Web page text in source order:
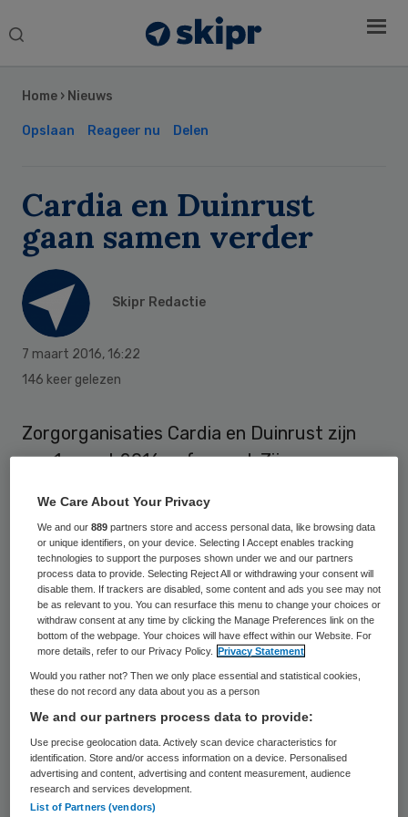
Search
Home › Nieuws
Opslaan Reageer nu Delen
Cardia en Duinrust
gaan samen verder
Skipr Redactie
7 maart 2016, 16:22
146 keer gelezen
Zorgorganisaties Cardia en Duinrust zijn
per 1 maart 2016 gefuseerd. Zij gaan samen
ouderenzorgorganisatie heeft nu vijf
locaties verdeeld over Den Haag,
Scheveningen en Rijswijk.
Door de fusie en de bijbehorende
schaalvergroting denkt de organisatie
beter in te kunnen spelen op ontwikkelingen
in de ouderenzorg. Voor de
zorgmedewerkers heeft de fusie geen
gevolgen. De afdelingen bedrijfsvoering van
beide organisaties zijn samengevoegd.
Bestuurder van de nieuwe organisatie is
Sidebar
We Care About Your Privacy
We and our889 partners store and access personal data, like browsing data
or unique identifiers, on your device. Selecting I Accept enables tracking
technologies to support the purposes shown under we and our partners
process data to provide. Selecting Reject All or withdrawing your consent will
disable them. If trackers are disabled, some content and ads you see may not
be as relevant to you. You can resurface this menu to change your choices or
withdraw consent at any time by clicking the Manage Preferences link on the
bottom of the webpage. Your choices will have effect within our Website. For
more details, refer to our Privacy Policy.
Privacy Statement
Would you rather not? Then we only place essential and statistical cookies,
these do not record any data about you as a person
We and our partners process data to provide:
Use precise geolocation data. Actively scan device characteristics for
identification. Store and/or access information on a device. Personalised
advertising and content, advertising and content measurement, audience
research and services development.
List of Partners (vendors)